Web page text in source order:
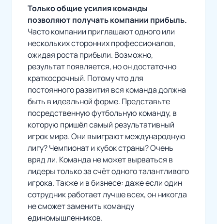
Только общие усилия команды
позволяют получать компании прибыль.
Часто компании приглашают одного или
нескольких сторонних профессионалов,
ожидая роста прибыли. Возможно,
результат появляется, но он достаточно
краткосрочный. Потому что для
постоянного развития вся команда должна
быть в идеальной форме. Представьте
посредственную футбольную команду, в
которую пришёл самый результативный
игрок мира. Они выиграют международную
лигу? Чемпионат и кубок страны? Очень
вряд ли. Команда не может вырваться в
лидеры только за счёт одного талантливого
игрока. Также и в бизнесе: даже если один
сотрудник работает лучше всех, он никогда
не сможет заменить команду
единомышленников.